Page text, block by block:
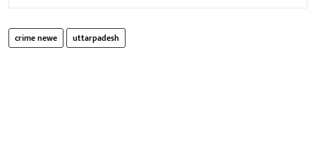
crime newe uttarpadesh